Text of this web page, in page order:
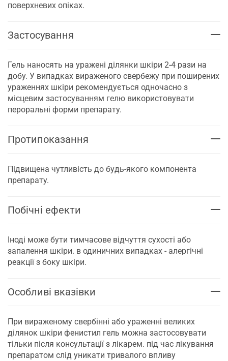
поверхневих опіках.
Застосування
Гель наносять на уражені ділянки шкіри 2-4 рази на
добу. У випадках вираженого свербежу при поширених
ураженнях шкіри рекомендується одночасно з
місцевим застосуванням гелю використовувати
пероральні форми препарату.
Протипоказання
Підвищена чутливість до будь-якого компонента
препарату.
Побічні ефекти
Іноді може бути тимчасове відчуття сухості або
запалення шкіри. в одиничних випадках - алергічні
реакції з боку шкіри.
Особливі вказівки
При вираженому свербінні або ураженні великих
ділянок шкіри фенистил гель можна застосовувати
тільки після консультації з лікарем. під час лікування
препаратом слід уникати тривалого впливу